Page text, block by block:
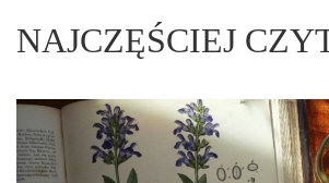
NAJCZĘŚCIEJ